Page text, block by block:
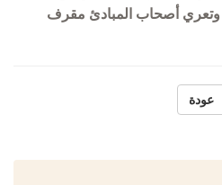
وتعري أصحاب المبادئ مقرف
عودة